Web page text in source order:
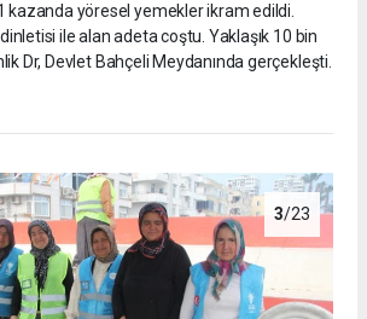
kazanda yöresel yemekler ikram edildi.
ile alan adeta coştu. Yaklaşık 10 bin
Dr, Devlet Bahçeli Meydanında gerçekleşti.
3/23